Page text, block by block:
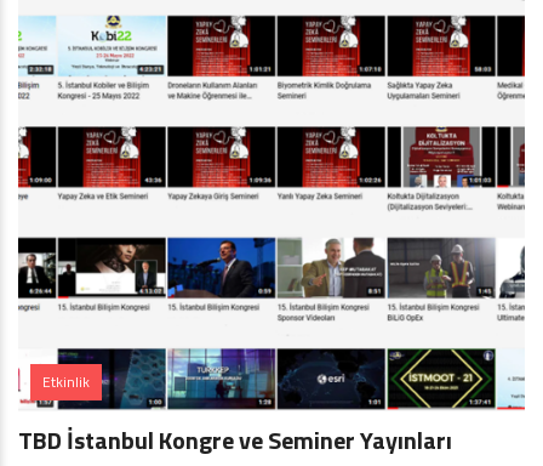
Etkinlik
TBD İstanbul Kongre ve Seminer Yayınları